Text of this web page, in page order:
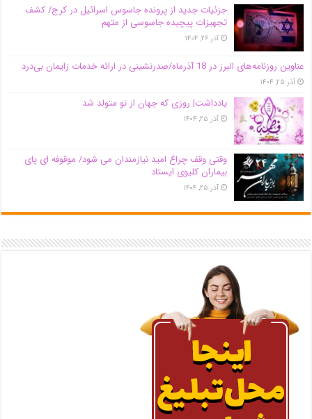
جزئیات جدید از پرونده جاسوس اسرائیل در کرج/‌ کشف
تجهیزات پیچیده جاسوسی از متهم
آذر ۲۶, ۱۴۰۴
عناوین روزنامه‌های البرز در ‌18 آذرماه/صدرنشینی در ارائه خدمات زایمان بی‌درد
آذر ۲۵, ۱۴۰۴
یادداشت| روزی که جهان از نو متولد شد
آذر ۲۵, ۱۴۰۴
وقتی وقف چراغ امید نیازمندان می شود/ موقوفه ای پای
بیماران کلیوی ایستاد
آذر ۲۵, ۱۴۰۴